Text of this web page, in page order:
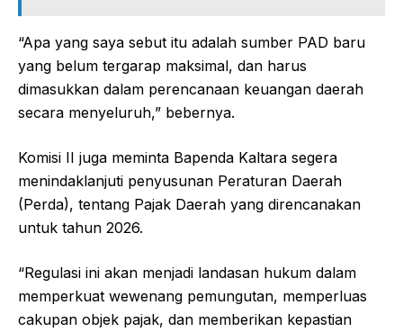
“Apa yang saya sebut itu adalah sumber PAD baru
yang belum tergarap maksimal, dan harus
dimasukkan dalam perencanaan keuangan daerah
secara menyeluruh,” bebernya.
Komisi II juga meminta Bapenda Kaltara segera
menindaklanjuti penyusunan Peraturan Daerah
(Perda), tentang Pajak Daerah yang direncanakan
untuk tahun 2026.
“Regulasi ini akan menjadi landasan hukum dalam
memperkuat wewenang pemungutan, memperluas
cakupan objek pajak, dan memberikan kepastian